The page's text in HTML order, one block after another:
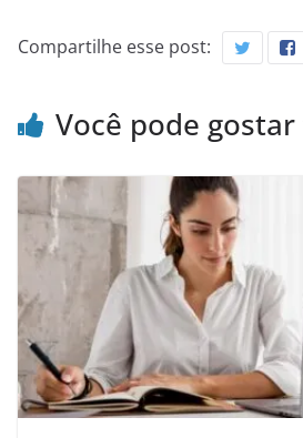
Compartilhe esse post:
Você pode